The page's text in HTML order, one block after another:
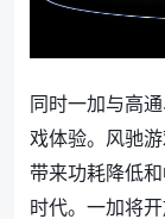
同时一加与高
戏体验。风驰
带来功耗降低
时代。一加将